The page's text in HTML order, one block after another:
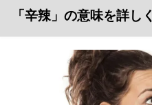
「辛辣」の意味を詳しく